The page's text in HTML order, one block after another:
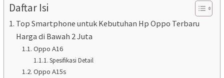
Daftar Isi
Top Smartphone untuk Kebutuhan Hp Oppo Terbaru
Harga di Bawah 2 Juta
Oppo A16
Spesifikasi Detail
Oppo A15s